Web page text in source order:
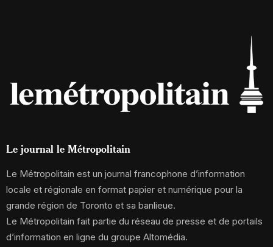
Le journal le Métropolitain
Le Métropolitain est un journal francophone d’information
locale et régionale en format papier et numérique pour la
grande région de Toronto et sa banlieue.
Le Métropolitain fait partie du réseau de presse et de portails
d’information en ligne du groupe Altomédia.